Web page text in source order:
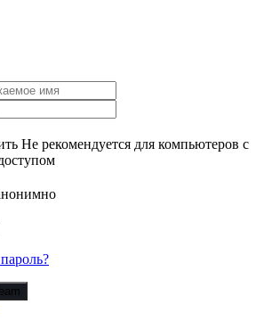
Не рекомендуется для компьютеров с